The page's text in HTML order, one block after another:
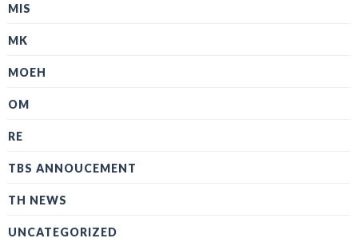
MIS
MK
MOEH
OM
RE
TBS ANNOUCEMENT
TH NEWS
UNCATEGORIZED